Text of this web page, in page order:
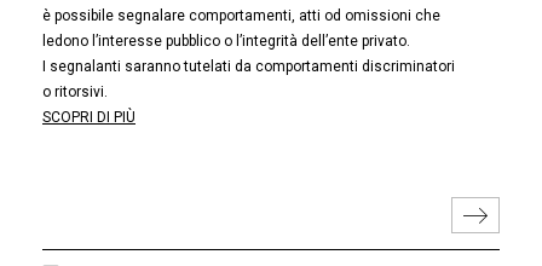
è possibile segnalare comportamenti, atti od omissioni che
ledono l’interesse pubblico o l’integrità dell’ente privato.
I segnalanti saranno tutelati da comportamenti discriminatori
o ritorsivi.
SCOPRI DI PIÙ